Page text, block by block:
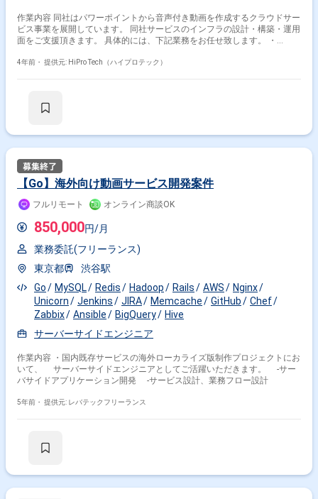
作業内容 同社はパワーポイントから音声付き動画を作成するクラウドサー
ビス事業を展開しています。 同社サービスのインフラの設計・構築・運用
面をご支援頂きます。 具体的には、下記業務をお任せ致します。 ・
けたインフラ設計/構築 ・各種サーバーの動作監視 ・ログ分析 ・社内シス
4年前・ 提供元: HiPro Tech（ハイプロテック）
【Go】海外向け動画サービス開発案件
フルリモート オンライン商談OK
850,000円/月
業務委託(フリーランス)
東京都
渋谷駅
Go
MySQL Redis Hadoop Rails AWS
Nginx
Unicorn
Jenkins JIRA Memcache GitHub
Chef
Zabbix
Ansible BigQuery
Hive
サーバーサイドエンジニア
作業内容 ・国内既存サービスの海外ローカライズ版制作プロジェクトにお
いて、 サーバーサイドエンジニアとしてご活躍いただきます。 -サー
バサイドアプリケーション開発 -サービス設計、業務フロー設計
5年前・ 提供元: レバテックフリーランス